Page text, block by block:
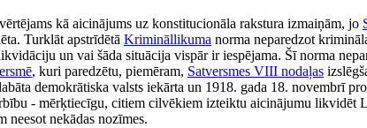
kā aicinājums uz konstitucionāla rakstura izmaiņām, jo
Turklāt apstrīdētā Krimināllikuma norma neparedzot
un vai šāda situācija vispār ir iespējama. Šī norma
, kuri paredzētu, piemēram, Satversmes VIII nodaļas
demokrātiska valsts iekārta un 1918. gada 18. novembrī
- mērķtiecīgu, citiem cilvēkiem izteiktu aicinājumu likvidēt
nekādas nozīmes.